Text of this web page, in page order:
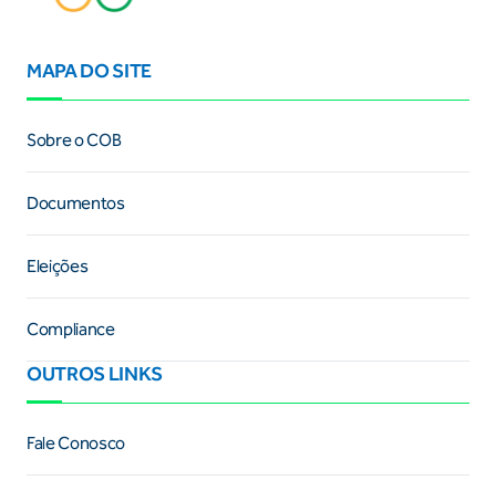
MAPA DO SITE
Sobre o COB
Documentos
Eleições
Compliance
OUTROS LINKS
Fale Conosco